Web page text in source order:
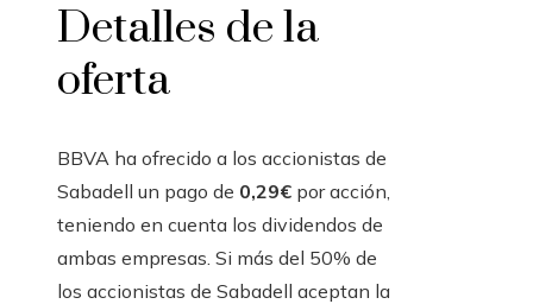
Detalles de la
oferta
BBVA ha ofrecido a los accionistas de
Sabadell un pago de 0,29€ por acción,
teniendo en cuenta los dividendos de
ambas empresas. Si más del 50% de
los accionistas de Sabadell aceptan la